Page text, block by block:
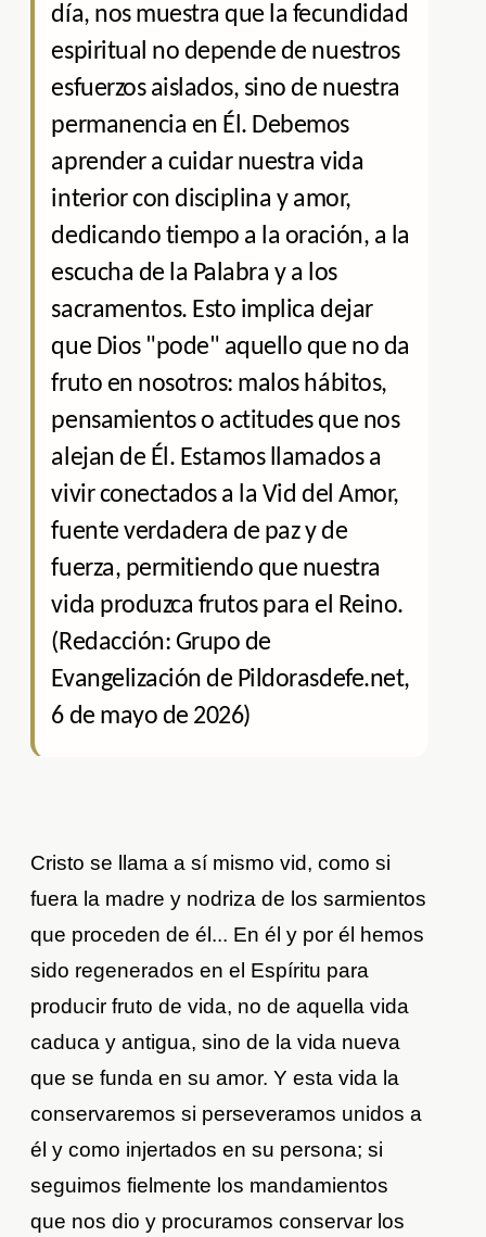
día, nos muestra que la fecundidad
espiritual no depende de nuestros
esfuerzos aislados, sino de nuestra
permanencia en Él. Debemos
aprender a cuidar nuestra vida
interior con disciplina y amor,
dedicando tiempo a la oración, a la
escucha de la Palabra y a los
sacramentos. Esto implica dejar
que Dios "pode" aquello que no da
fruto en nosotros: malos hábitos,
pensamientos o actitudes que nos
alejan de Él. Estamos llamados a
vivir conectados a la Vid del Amor,
fuente verdadera de paz y de
fuerza, permitiendo que nuestra
vida produzca frutos para el Reino.
(Redacción: Grupo de
Evangelización de Pildorasdefe.net,
6 de mayo de 2026)
Cristo se llama a sí mismo vid, como si
fuera la madre y nodriza de los sarmientos
que proceden de él... En él y por él hemos
sido regenerados en el Espíritu para
producir fruto de vida, no de aquella vida
caduca y antigua, sino de la vida nueva
que se funda en su amor. Y esta vida la
conservaremos si perseveramos unidos a
él y como injertados en su persona; si
seguimos fielmente los mandamientos
que nos dio y procuramos conservar los